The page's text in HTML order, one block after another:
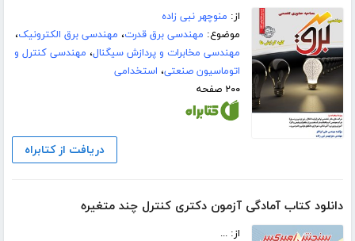
از: منوچهر نبی زاده
موضوع: مهندسی برق قدرت، مهندسی برق الکترونیک،
مهندسی مخابرات و پردازش سیگنال، مهندسی کنترل و
اتوماسیون صنعتی، استخدامی
۲۰۰ صفحه
دریافت از کتابراه
دانلود کتاب آمادگی آزمون دکتری کنترل چند متغیره
از: ...